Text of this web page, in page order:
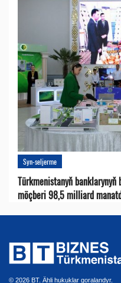
Syn-seljerme
Türkmenistanyň banklarynyň
möçberi 98,5 milliard
© 2026 BT. Ähli hukuklar goralandyr.